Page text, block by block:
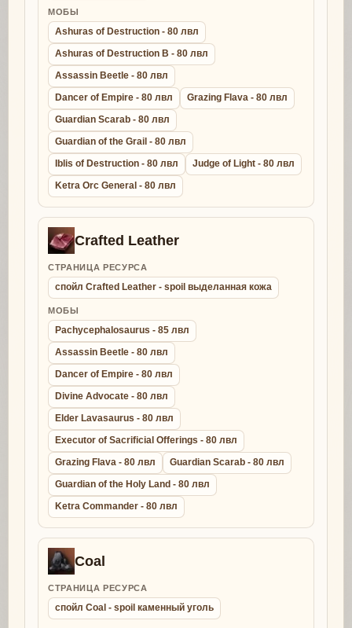
МОБЫ
Ashuras of Destruction - 80 лвл
Ashuras of Destruction B - 80 лвл
Assassin Beetle - 80 лвл
Dancer of Empire - 80 лвл
Grazing Flava - 80 лвл
Guardian Scarab - 80 лвл
Guardian of the Grail - 80 лвл
Iblis of Destruction - 80 лвл
Judge of Light - 80 лвл
Ketra Orc General - 80 лвл
Crafted Leather
СТРАНИЦА РЕСУРСА
спойл Crafted Leather - spoil выделанная кожа
МОБЫ
Pachycephalosaurus - 85 лвл
Assassin Beetle - 80 лвл
Dancer of Empire - 80 лвл
Divine Advocate - 80 лвл
Elder Lavasaurus - 80 лвл
Executor of Sacrificial Offerings - 80 лвл
Grazing Flava - 80 лвл
Guardian Scarab - 80 лвл
Guardian of the Holy Land - 80 лвл
Ketra Commander - 80 лвл
Coal
СТРАНИЦА РЕСУРСА
спойл Coal - spoil каменный уголь